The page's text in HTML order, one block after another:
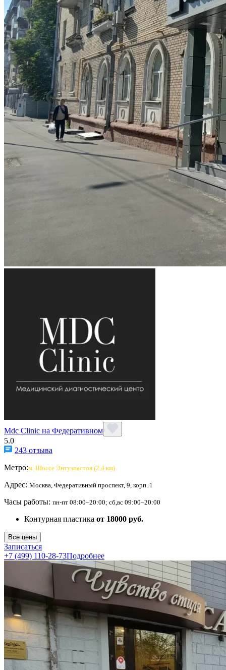
Mdc Clinic на Федеративном
5.0
243 отзыва
Метро:м. Шоссе Энтузиастов (2,4 км)
Адрес: Москва, Федеративный проспект, 9, корп. 1
Часы работы: пн-пт 08:00–20:00; сб,вс 09:00–20:00
Контурная пластика от 18000 руб.
Все цены
Записаться
+7 (499) 110-28-73Подробнее